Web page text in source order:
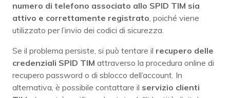
numero di telefono associato allo SPID TIM sia
attivo e correttamente registrato, poiché viene
utilizzato per l’invio dei codici di sicurezza.
Se il problema persiste, si può tentare il recupero delle
credenziali SPID TIM attraverso la procedura online di
recupero password o di sblocco dell’account. In
alternativa, è possibile contattare il servizio clienti